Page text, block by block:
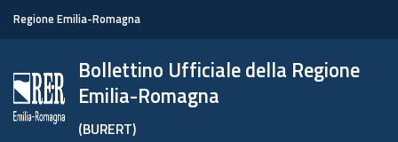
Regione Emilia-Romagna
Bollettino Ufficiale della Regione
Emilia-Romagna
(BURERT)